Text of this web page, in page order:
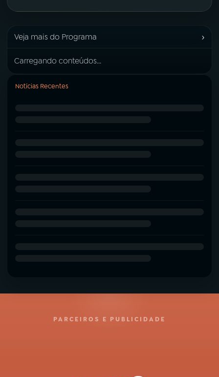
Veja mais do Programa ›
Carregando conteúdos...
Notícias Recentes
PARCEIROS E PUBLICIDADE